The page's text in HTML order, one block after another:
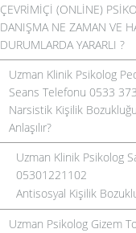
ÇEVRİMİÇİ (ONLİNE)
DANIŞMA NE ZAMAN VE
DURUMLARDA YARARLI ?
Uzman Klinik Psikolog
Seans Telefonu 0533
Narsistik Kişilik
Anlaşılır?
Uzman Klinik Psikolog
05301221102
Antisosyal Kişilik
Uzman Psikolog Gizem